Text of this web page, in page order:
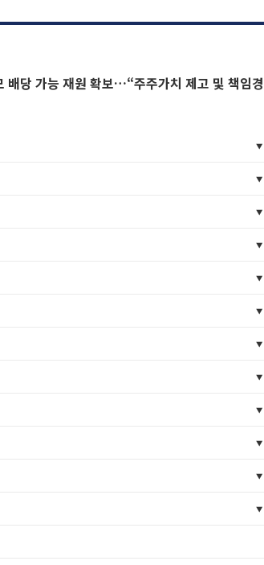
배당 가능 재원 확보…“주주가치 제고 및 책임경